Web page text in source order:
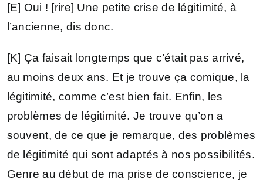
[E] Oui ! [rire] Une petite crise de légitimité, à
l’ancienne, dis donc.
[K] Ça faisait longtemps que c’était pas arrivé,
au moins deux ans. Et je trouve ça comique, la
légitimité, comme c’est bien fait. Enfin, les
problèmes de légitimité. Je trouve qu’on a
souvent, de ce que je remarque, des problèmes
de légitimité qui sont adaptés à nos possibilités.
Genre au début de ma prise de conscience, je